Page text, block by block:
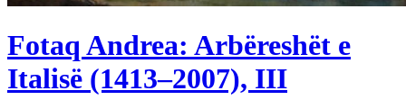
Fotaq Andrea: Arbëreshët e
Italisë (1413–2007), III